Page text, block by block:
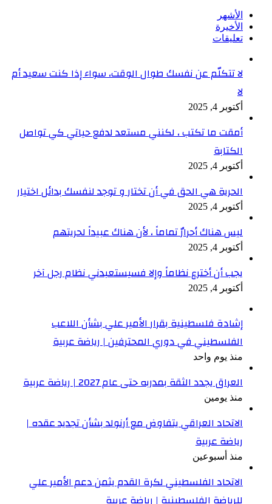
الأشهر
الأخيرة
تعليقات
لا تتكلّم عن نفسك طوال الوقت، سواء إذا كنت سعيد أم
لا
أكتوبر 4, 2025
أمقت ما تكتب ، لكنني مستعد لدفع حياتي كي تواصل
الكتابة
أكتوبر 4, 2025
الحرية هي الحق في أن تختار و توجد لنفسك بدائل اختيار
أكتوبر 4, 2025
ليس هناك أحرارٌ تماماً ، لأن هناك عبيداً لحريتهم
أكتوبر 4, 2025
يجب أن أخترع نظاماً وإلا فسيستعبدني نظام رجل آخر
أكتوبر 4, 2025
إشادة فلسطينية بقرار الأمير علي بشأن اللاعب
الفلسطيني في دوري المحترفين | رياضة عربية
منذ يوم واحد
العراق يجدد الثقة بمدربه حتى عام 2027 | رياضة عربية
منذ يومين
الاتحاد العراقي يتفاوض مع أرنولد بشأن تجديد عقده |
رياضة عربية
منذ أسبوعين
الاتحاد الفلسطيني لكرة القدم يثمن دعم الأمير علي